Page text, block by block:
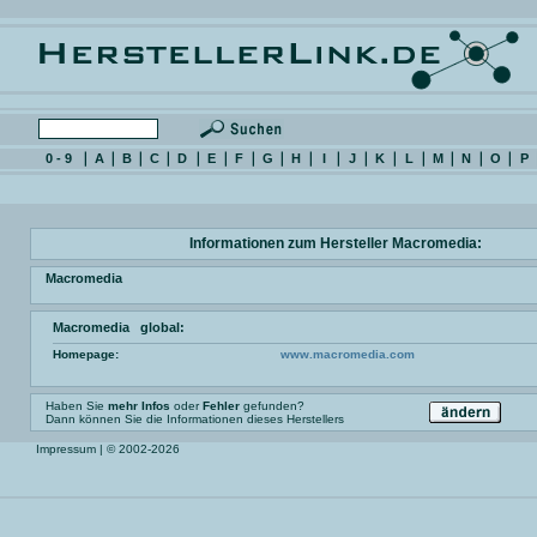
0 - 9 A B C D E F G H I J K L M N O P
Informationen zum Hersteller Macromedia:
Macromedia
Macromedia global:
Homepage: www.macromedia.com
Haben Sie mehr Infos oderFehler gefunden?
Dann können Sie die Informationen dieses Herstellers
Impressum | © 2002-2026